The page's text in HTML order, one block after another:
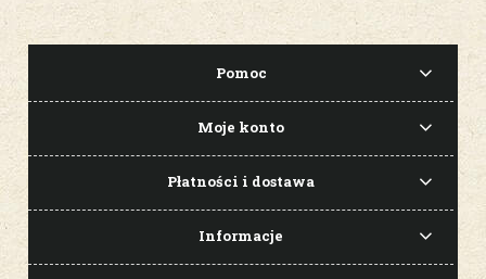
Pomoc
Moje konto
Płatności i dostawa
Informacje